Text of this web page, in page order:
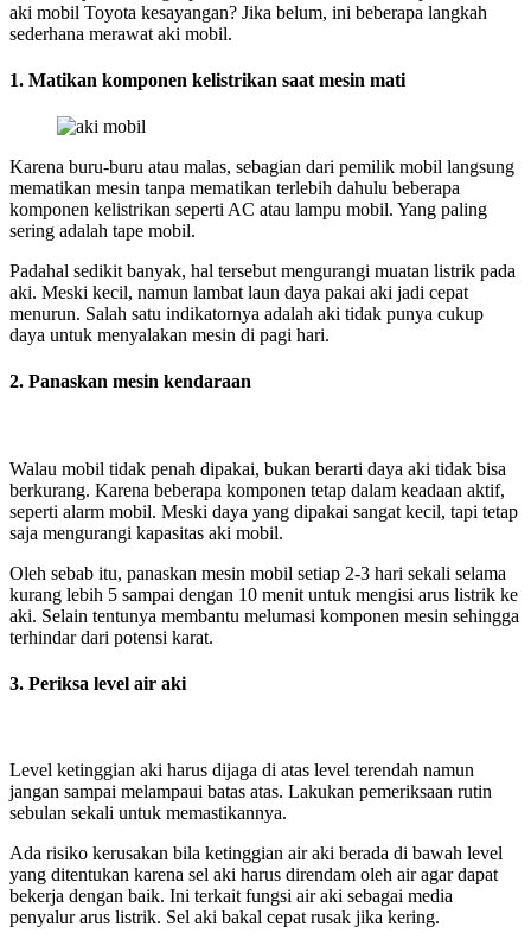
aki mobil Toyota kesayangan? Jika belum, ini beberapa langkah
sederhana merawat aki mobil.
1. Matikan komponen kelistrikan saat mesin mati
Karena buru-buru atau malas, sebagian dari pemilik mobil langsung
mematikan mesin tanpa mematikan terlebih dahulu beberapa
komponen kelistrikan seperti AC atau lampu mobil. Yang paling
sering adalah tape mobil.
Padahal sedikit banyak, hal tersebut mengurangi muatan listrik pada
aki. Meski kecil, namun lambat laun daya pakai aki jadi cepat
menurun. Salah satu indikatornya adalah aki tidak punya cukup
daya untuk menyalakan mesin di pagi hari.
2. Panaskan mesin kendaraan
Walau mobil tidak penah dipakai, bukan berarti daya aki tidak bisa
berkurang. Karena beberapa komponen tetap dalam keadaan aktif,
seperti alarm mobil. Meski daya yang dipakai sangat kecil, tapi tetap
saja mengurangi kapasitas aki mobil.
Oleh sebab itu, panaskan mesin mobil setiap 2-3 hari sekali selama
kurang lebih 5 sampai dengan 10 menit untuk mengisi arus listrik ke
aki. Selain tentunya membantu melumasi komponen mesin sehingga
terhindar dari potensi karat.
3. Periksa level air aki
Level ketinggian aki harus dijaga di atas level terendah namun
jangan sampai melampaui batas atas. Lakukan pemeriksaan rutin
sebulan sekali untuk memastikannya.
Ada risiko kerusakan bila ketinggian air aki berada di bawah level
yang ditentukan karena sel aki harus direndam oleh air agar dapat
bekerja dengan baik. Ini terkait fungsi air aki sebagai media
penyalur arus listrik. Sel aki bakal cepat rusak jika kering.